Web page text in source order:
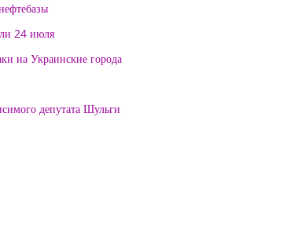
24 июля
на Украинские города
депутата Шульги